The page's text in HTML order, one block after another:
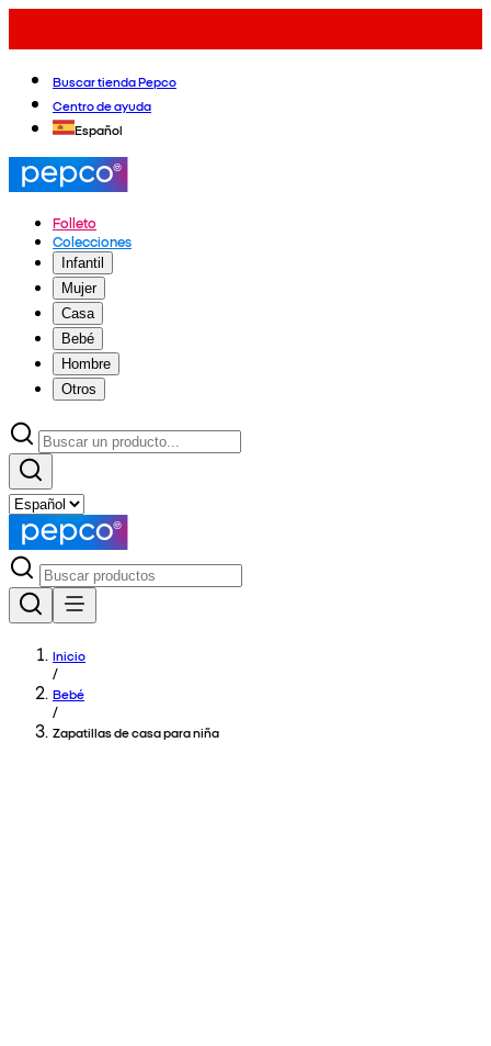
Buscar tienda Pepco
Centro de ayuda
Español
Folleto
Colecciones
Infantil
Mujer
Casa
Bebé
Hombre
Otros
Inicio
/
Bebé
/
Zapatillas de casa para niña